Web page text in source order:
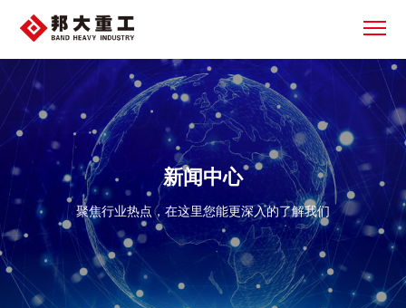
新闻中心
聚焦行业热点，在这里您能更深入的了解我们